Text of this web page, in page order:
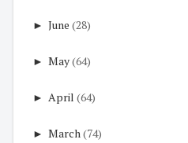
► June (28)
► May(64)
► April (64)
► March (74)